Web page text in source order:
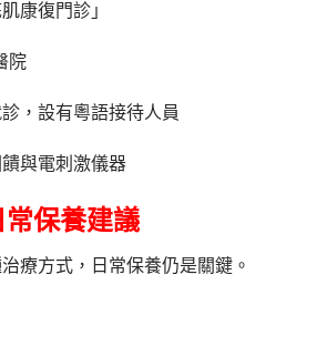
康復門診」
院
，設有粵語接待人員
與電刺激儀器
保養建議
療方式，日常保養仍是關鍵。